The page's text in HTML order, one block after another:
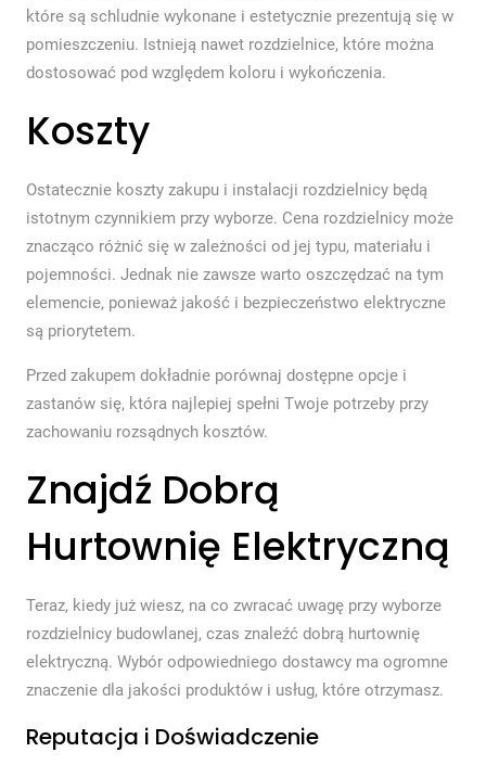
które są schludnie wykonane i estetycznie prezentują się w
pomieszczeniu. Istnieją nawet rozdzielnice, które można
dostosować pod względem koloru i wykończenia.
Koszty
Ostatecznie koszty zakupu i instalacji rozdzielnicy będą
istotnym czynnikiem przy wyborze. Cena rozdzielnicy może
znacząco różnić się w zależności od jej typu, materiału i
pojemności. Jednak nie zawsze warto oszczędzać na tym
elemencie, ponieważ jakość i bezpieczeństwo elektryczne
są priorytetem.
Przed zakupem dokładnie porównaj dostępne opcje i
zastanów się, która najlepiej spełni Twoje potrzeby przy
zachowaniu rozsądnych kosztów.
Znajdź Dobrą
Hurtownię Elektryczną
Teraz, kiedy już wiesz, na co zwracać uwagę przy wyborze
rozdzielnicy budowlanej, czas znaleźć dobrą hurtownię
elektryczną. Wybór odpowiedniego dostawcy ma ogromne
znaczenie dla jakości produktów i usług, które otrzymasz.
Reputacja i Doświadczenie